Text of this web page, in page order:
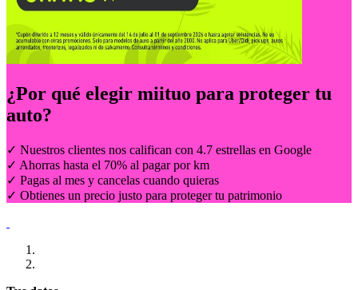
¿Por qué elegir miituo para proteger tu
auto?
✓ Nuestros clientes nos califican con 4.7 estrellas en Google
✓ Ahorras hasta el 70% al pagar por km
✓ Pagas al mes y cancelas cuando quieras
✓ Obtienes un precio justo para proteger tu patrimonio